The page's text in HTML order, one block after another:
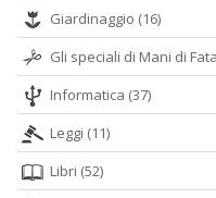
Giardinaggio (16)
Gli speciali di Mani di Fata
Informatica (37)
Leggi (11)
Libri (52)